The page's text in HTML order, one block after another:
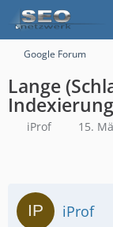
Google Forum
Lange
Indexierung
iProf 15.
iProf